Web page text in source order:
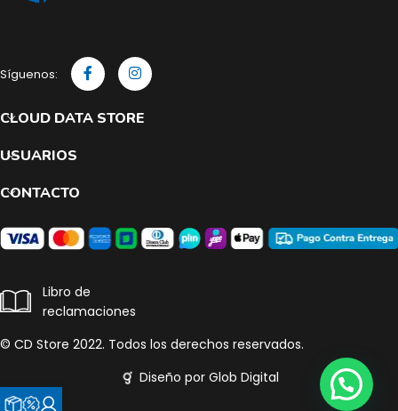
Síguenos:
CLOUD DATA STORE
USUARIOS
CONTACTO
Libro de
reclamaciones
© CD Store 2022. Todos los derechos reservados.
Diseño por Glob Digital